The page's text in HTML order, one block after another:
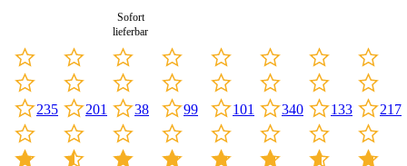
235 201
Sofort
lieferbar
38 99 101 340 133 217